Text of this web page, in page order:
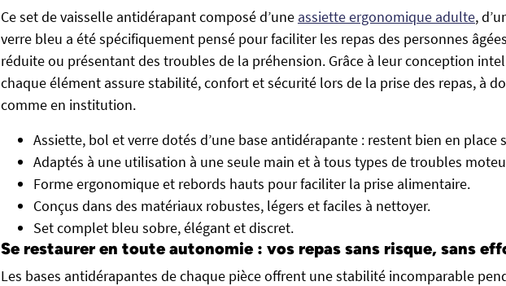
Ce set de vaisselle antidérapant composé d’une assiette ergonomique adulte,
verre bleu a été spécifiquement pensé pour faciliter les repas des personnes
réduite ou présentant des troubles de la préhension. Grâce à leur conception
chaque élément assure stabilité, confort et sécurité lors de la prise des repas, à
comme en institution.
Assiette, bol et verre dotés d’une base antidérapante : restent bien en place
Adaptés à une utilisation à une seule main et à tous types de troubles
Forme ergonomique et rebords hauts pour faciliter la prise alimentaire.
Conçus dans des matériaux robustes, légers et faciles à nettoyer.
Set complet bleu sobre, élégant et discret.
Se restaurer en toute autonomie : vos repas sans risque, sans
Les bases antidérapantes de chaque pièce offrent une stabilité incomparable